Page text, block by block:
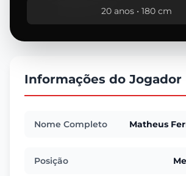
20 anos • 180 cm
Informações do Jogador
Nome Completo Matheus
Posição